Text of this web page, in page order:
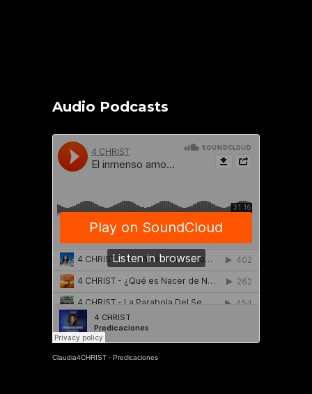
Audio Podcasts
Claudia4CHRIST · Predicaciones